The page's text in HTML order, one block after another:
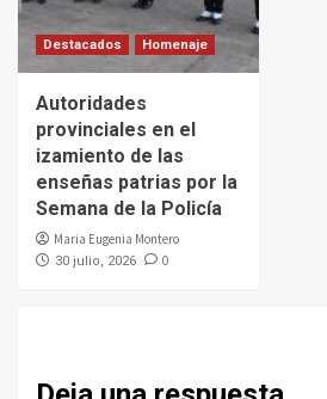
Destacados Homenaje
Autoridades
provinciales en el
izamiento de las
enseñas patrias por la
Semana de la Policía
Maria Eugenia Montero
30 julio, 2026 0